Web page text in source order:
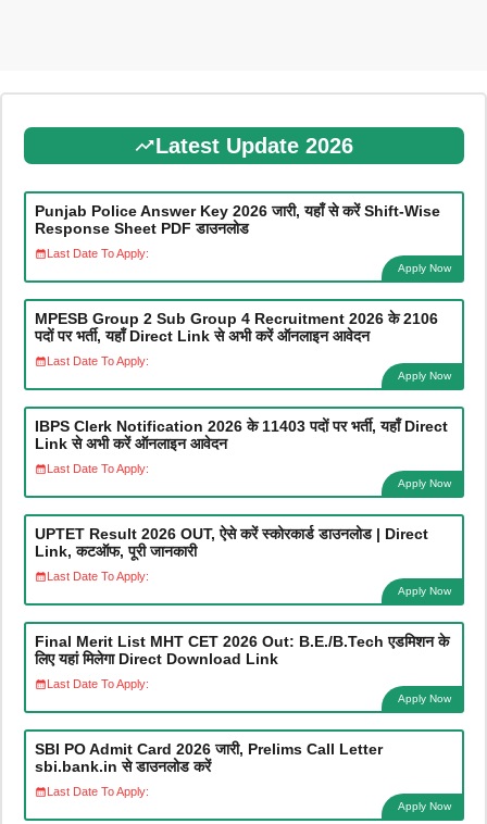
Latest Update 2026
Punjab Police Answer Key 2026 जारी, यहाँ से करें Shift-Wise
Response Sheet PDF डाउनलोड
Last Date To Apply:
Apply Now
MPESB Group 2 Sub Group 4 Recruitment 2026 के 2106
पदों पर भर्ती, यहाँ Direct Link से अभी करें ऑनलाइन आवेदन
Last Date To Apply:
Apply Now
IBPS Clerk Notification 2026 के 11403 पदों पर भर्ती, यहाँ Direct
Link से अभी करें ऑनलाइन आवेदन
Last Date To Apply:
Apply Now
UPTET Result 2026 OUT, ऐसे करें स्कोरकार्ड डाउनलोड | Direct
Link, कटऑफ, पूरी जानकारी
Last Date To Apply:
Apply Now
Final Merit List MHT CET 2026 Out: B.E./B.Tech एडमिशन के
लिए यहां मिलेगा Direct Download Link
Last Date To Apply:
Apply Now
SBI PO Admit Card 2026 जारी, Prelims Call Letter
sbi.bank.in से डाउनलोड करें
Last Date To Apply:
Apply Now